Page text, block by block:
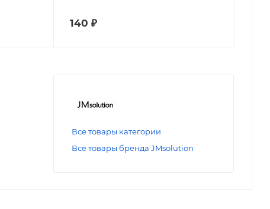
140 ₽
Все товары категории
Все товары бренда JMsolution